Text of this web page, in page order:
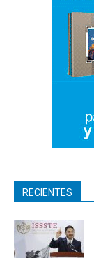
RECIENTES